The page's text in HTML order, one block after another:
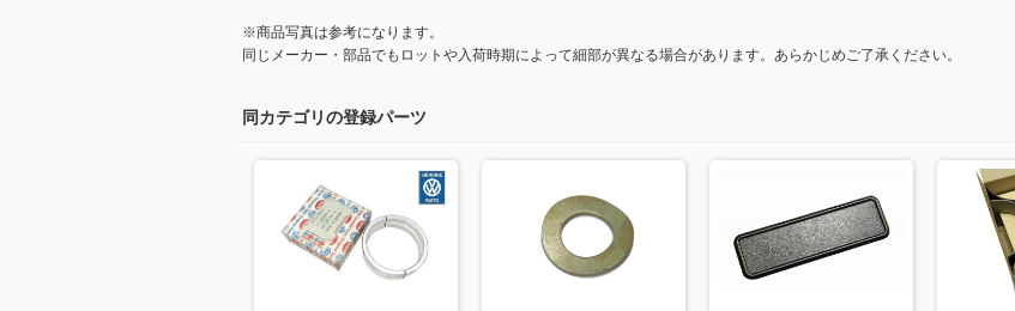
※商品写真は参考になります。
同じメーカー・部品でもロットや入荷時期によって細部が異なる場合があります。あらかじめご了承ください。
同カテゴリの登録パーツ